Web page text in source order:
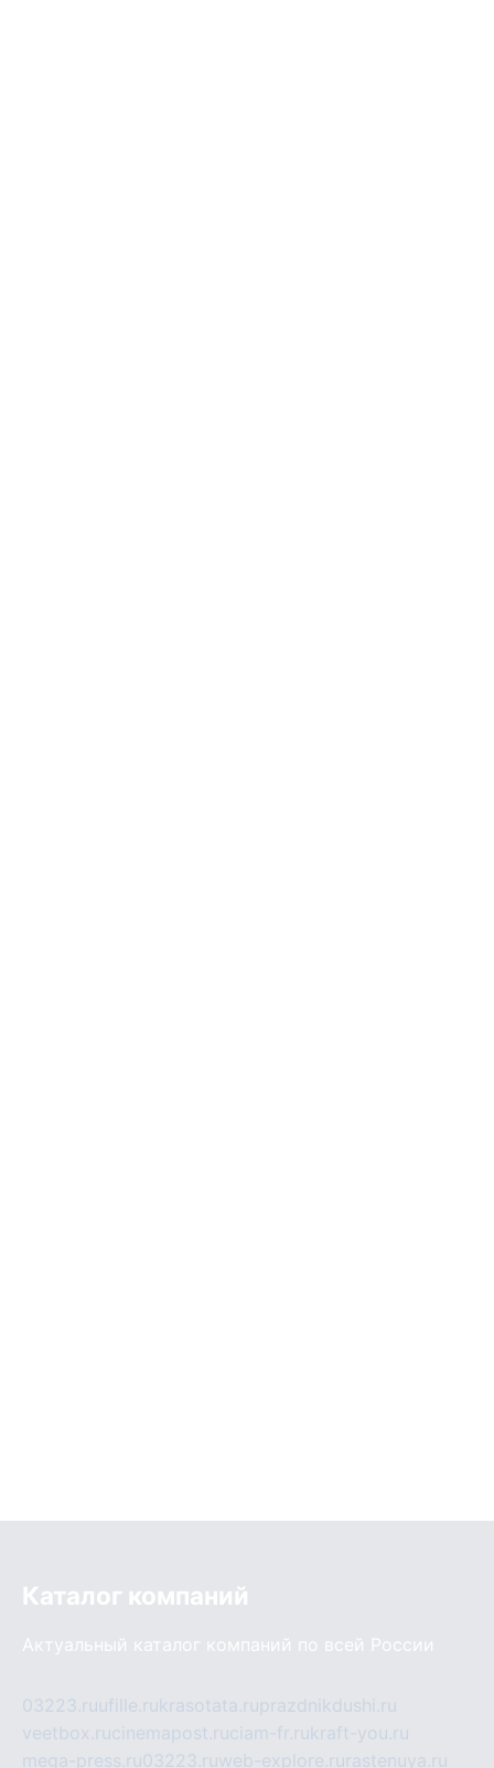
Каталог компаний
Актуальный каталог компаний по всей России
03223.ruufille.rukrasotata.ruprazdnikdushi.ru
veetbox.rucinemapost.ruciam-fr.rukraft-you.ru
mega-press.ru03223.ruweb-explore.ru rastenuya.ru